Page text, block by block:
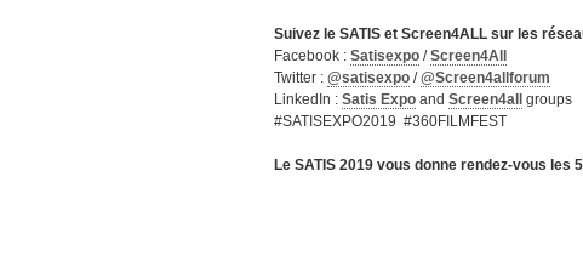
Suivez le SATIS et Screen4ALL sur les
Facebook :Satisexpo /Screen4All
Twitter :@satisexpo /@Screen4allforum
LinkedIn :Satis Expo andScreen4all
groups
#SATISEXPO2019 #360FILMFEST
Le SATIS 2019 vous donne rendez-vous